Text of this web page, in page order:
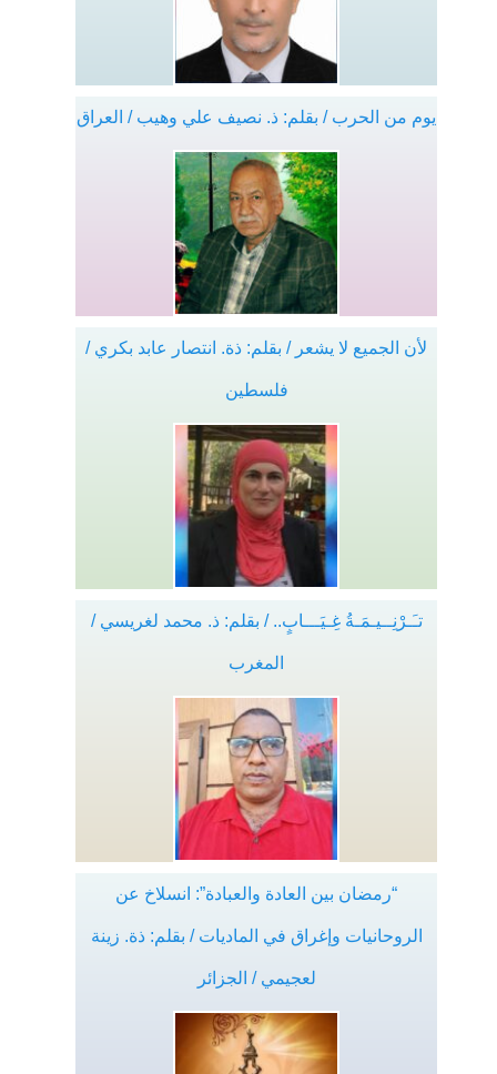
يوم من الحرب / بقلم: ذ. نصيف علي وهيب / العراق
لأن الجميع لا يشعر / بقلم: ذة. انتصار عابد بكري /
فلسطين
تـَـرْنِــيـمَـةُ غِـيَـــابٍ.. / بقلم: ذ. محمد لغريسي /
المغرب
“رمضان بين العادة والعبادة”: انسلاخ عن
الروحانيات وإغراق في الماديات / بقلم: ذة. زينة
لعجيمي / الجزائر